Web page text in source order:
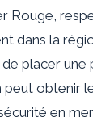
Rouge,
dans la
placer une
peut obtenir
en